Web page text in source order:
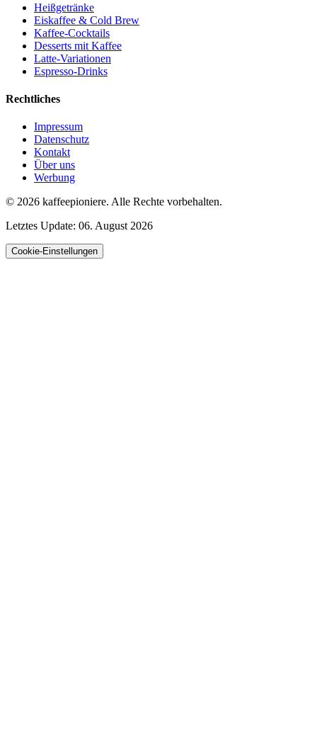
Heißgetränke
Eiskaffee & Cold Brew
Kaffee-Cocktails
Desserts mit Kaffee
Latte-Variationen
Espresso-Drinks
Rechtliches
Impressum
Datenschutz
Kontakt
Über uns
Werbung
© 2026 kaffeepioniere. Alle Rechte vorbehalten.
Letztes Update: 06. August 2026
Cookie-Einstellungen